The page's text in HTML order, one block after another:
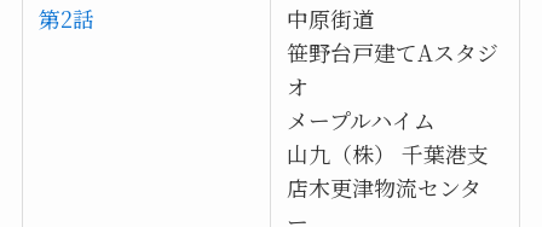
第2話
中原街道
笹野台戸建てAスタジ
オ
メープルハイム
山九（株） 千葉港支
店木更津物流センタ
ー